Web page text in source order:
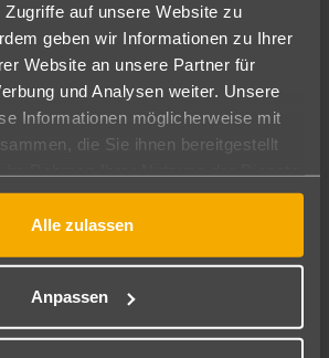
auf unsere Website zu
geben wir Informationen zu Ihrer
Website an unsere Partner für
und Analysen weiter. Unsere
Informationen möglicherweise mit
die Sie ihnen bereitgestellt
Alle zulassen
Anpassen
Nur Hotel
7-21 Nächte
Filter anzeigen